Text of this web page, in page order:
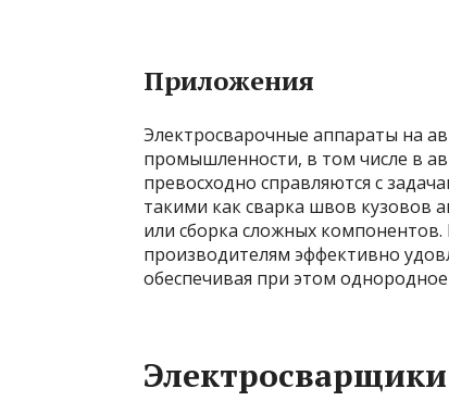
Приложения
Электросварочные аппараты на
промышленности, в том числе в
превосходно справляются с
такими как сварка швов кузовов
или сборка сложных
производителям эффективно
обеспечивая при этом однородное